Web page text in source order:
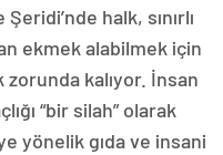
halk, sınırlı
ekmek alabilmek için
kalıyor. İnsan
“bir silah” olarak
yönelik gıda ve insani